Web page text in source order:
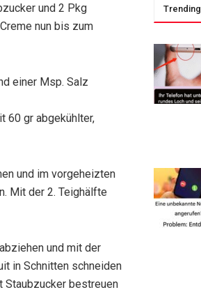
und 2 Pkg
nun bis zum
einer Msp. Salz
60 gr abgekühlter,
und im vorgeheizten
Mit der 2. Teighälfte
und mit der
in Schnitten schneiden
Staubzucker bestreuen
Trending